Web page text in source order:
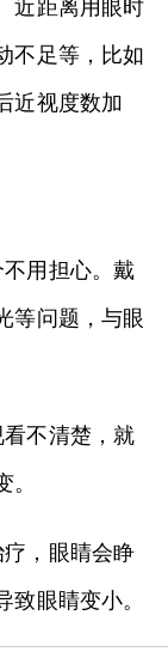
近距离用眼时
不足等，比如
近视度数加
用担心。戴
等问题，与眼
不清楚，就
，眼睛会睁
眼睛变小。